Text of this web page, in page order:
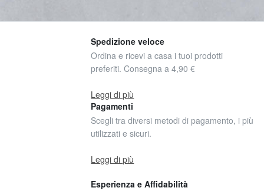
Spedizione veloce
Ordina e ricevi a casa i tuoi prodotti
preferiti. Consegna a 4,90 €
Leggi di più
Pagamenti
Scegli tra diversi metodi di pagamento, i più
utilizzati e sicuri.
Leggi di più
Esperienza e Affidabilità